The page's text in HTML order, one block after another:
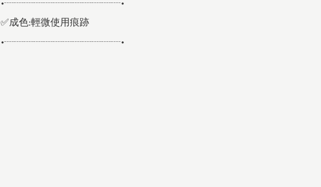
•┈┈┈┈┈┈┈┈┈┈┈┈•
✅成色:輕微使用痕跡
•┈┈┈┈┈┈┈┈┈┈┈┈•